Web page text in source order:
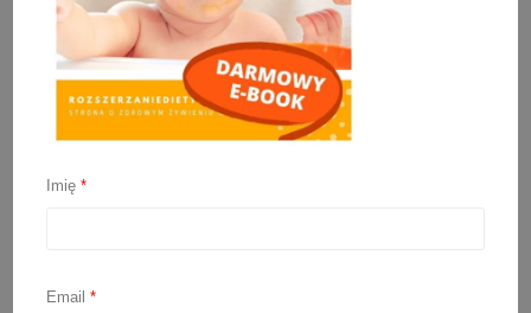
Rozszerzanie diety 2026
przygoda, ale jej początek często bywa
Imię*
Email*